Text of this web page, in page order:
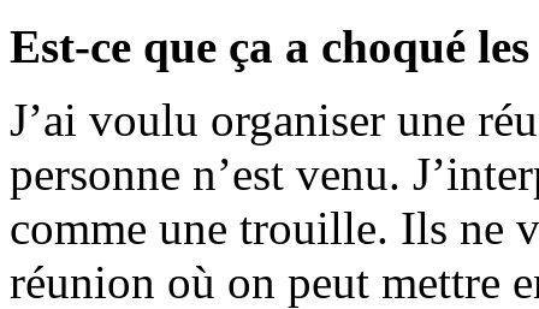
Est-ce que ça a choqué
J’ai voulu organiser une
personne n’est venu.
comme une trouille. Ils ne
réunion où on peut mettre